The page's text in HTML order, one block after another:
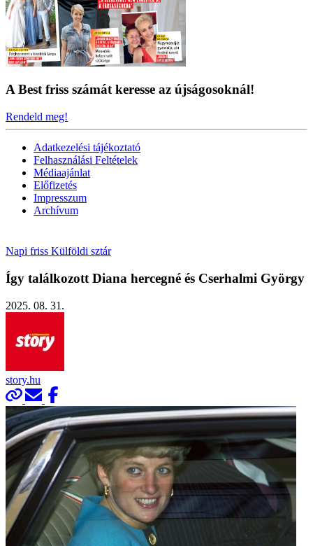
A Best friss számát keresse az újságosoknál!
Rendeld meg!
Adatkezelési tájékoztató
Felhasználási Feltételek
Médiaajánlat
Előfizetés
Impresszum
Archívum
Napi friss Külföldi sztár
Így találkozott Diana hercegné és Cserhalmi György
2025. 08. 31.
story.hu